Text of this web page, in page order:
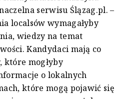
serwisu Ślązag.pl. –
localsów wymagałyby
wiedzy na temat
Kandydaci mają co
które mogłyby
o lokalnych
które mogą pojawić się